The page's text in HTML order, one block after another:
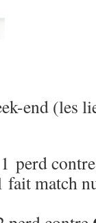
end (les
perd
fait match